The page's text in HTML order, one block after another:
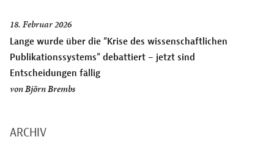
18. Februar 2026
Lange wurde über die “Krise des wissenschaftlichen
Publikationssystems” debattiert – jetzt sind
Entscheidungen fällig
vonBjörn Brembs
ARCHIV